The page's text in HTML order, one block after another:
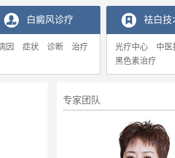
白癜风诊疗
因 症状 诊断 治疗
袪白技
光疗中心
中医
黑色素治疗
专家团队